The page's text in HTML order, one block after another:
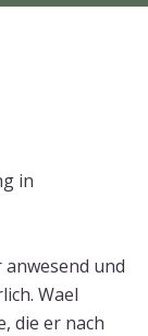
in
und
Wael
die er nach